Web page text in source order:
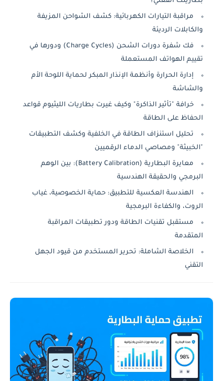
مراقبة التيارات الكهربائية: كشف الشواحن المزيفة
والكابلات الرديئة
فك شفرة دورات الشحن (Charge Cycles) ودورها في
تقييم الهواتف المستعملة
إدارة الحرارة وأنظمة الإنذار المبكر لحماية اللوحة الأم
والشاشة
خرافة "تأثير الذاكرة" وكيف غيرت بطاريات الليثيوم قواعد
الحفاظ على الطاقة
تحليل استنزاف الطاقة في الخلفية وكشف التطبيقات
"الخبيثة" ومصاصي الدماء الرقميين
معايرة البطارية (Battery Calibration): بين الوهم
البرمجي والحقيقة الهندسية
الهندسة العكسية للتطبيق: حماية الخصوصية، غياب
الروت، والكفاءة البرمجية
مستقبل تقنيات الطاقة ودور تطبيقات المراقبة
المتقدمة
الخلاصة الشاملة: تحرير المستخدم من قيود الجهل
التقني